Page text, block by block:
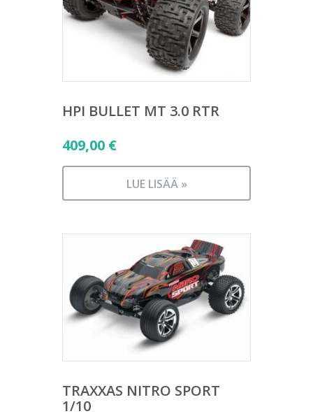
HPI BULLET MT 3.0 RTR
409,00 €
LUE LISÄÄ »
TRAXXAS NITRO SPORT
1/10